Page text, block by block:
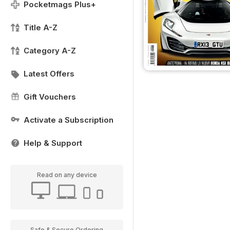
Pocketmags Plus+
Title A-Z
Category A-Z
Latest Offers
Gift Vouchers
Activate a Subscription
Help & Support
Read on any device